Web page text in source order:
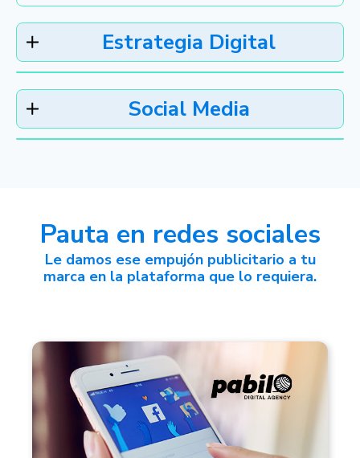
Estrategia Digital
Generamos un plan de comunicaciones
necesario para captar los clientes que
te interesan.
Social Media
últimas tendencias y los mejores
formatos, personalizando cada
contenido exclusivamente para tu
marca.
Pauta en redes sociales
Le damos ese empujón publicitario a tu
marca en la plataforma que lo requiera.